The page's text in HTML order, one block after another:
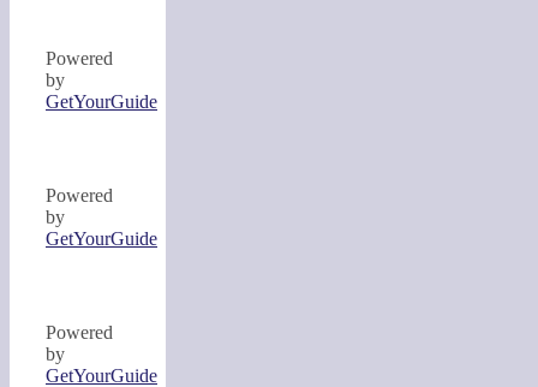
Powered
by
GetYourGuide
Powered
by
GetYourGuide
Powered
by
GetYourGuide